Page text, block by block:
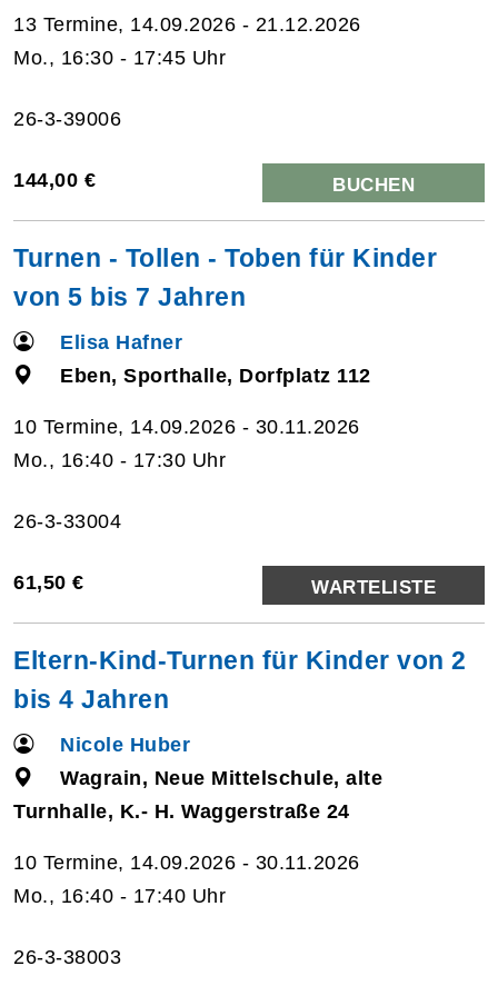
13 Termine, 14.09.2026 - 21.12.2026
Mo., 16:30 - 17:45 Uhr
26-3-39006
144,00 € BUCHEN
Turnen - Tollen - Toben für Kinder
von 5 bis 7 Jahren
Elisa Hafner
Eben, Sporthalle, Dorfplatz 112
10 Termine, 14.09.2026 - 30.11.2026
Mo., 16:40 - 17:30 Uhr
26-3-33004
61,50 € WARTELISTE
Eltern-Kind-Turnen für Kinder von 2
bis 4 Jahren
Nicole Huber
Wagrain, Neue Mittelschule, alte
Turnhalle, K.- H. Waggerstraße 24
10 Termine, 14.09.2026 - 30.11.2026
Mo., 16:40 - 17:40 Uhr
26-3-38003